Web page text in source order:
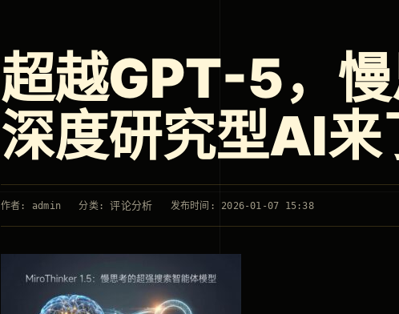
超越GPT-5，
深度研究型AI来
作者: admin 分类:评论分析 发布时间: 2026-01-07 15:38